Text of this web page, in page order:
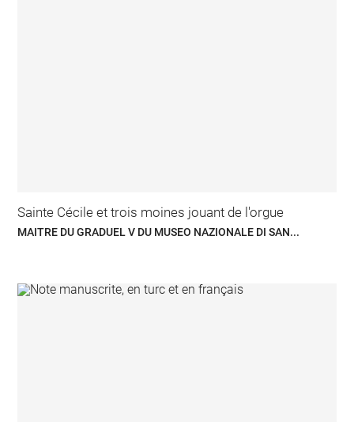
Sainte Cécile et trois moines jouant de l'orgue
MAITRE DU GRADUEL V DU MUSEO NAZIONALE DI SAN...